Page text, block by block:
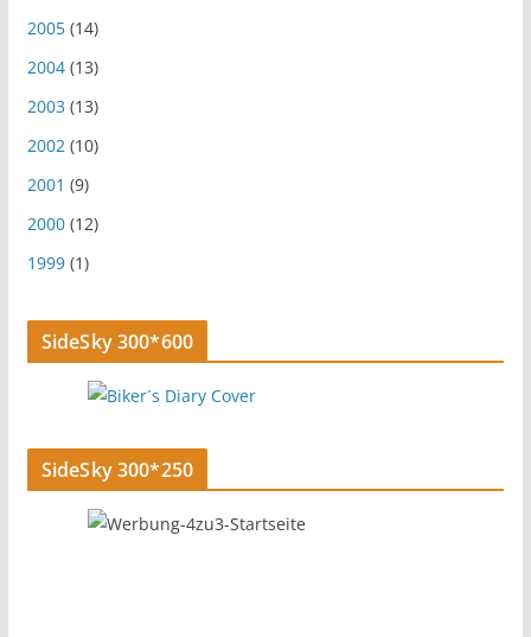
2005(14)
2004(13)
2003 (13)
2002(10)
2001 (9)
2000(12)
1999(1)
SideSky 300*600
SideSky 300*250